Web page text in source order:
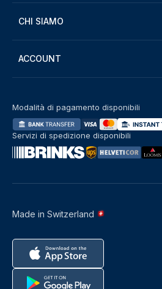
CHI SIAMO
ACCOUNT
Made in Switzerland
Modalità di pagamento disponibili
Servizi di spedizione disponibili